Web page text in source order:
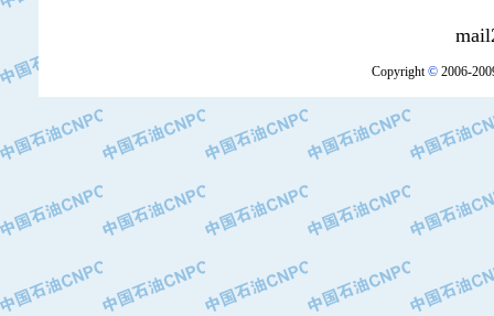
·河北保定天威集团特变电气有限公司
·中国石油抚顺石化公司
·中国石油辽阳石油化纤公司
·托肯恒山科技（广州）有限公司
·中国石油兰州石油化工公司
·大庆油田飞马有限公司
·大庆油田有限责任公司
·中国石油辽河油田分公司
Copyright©2006-